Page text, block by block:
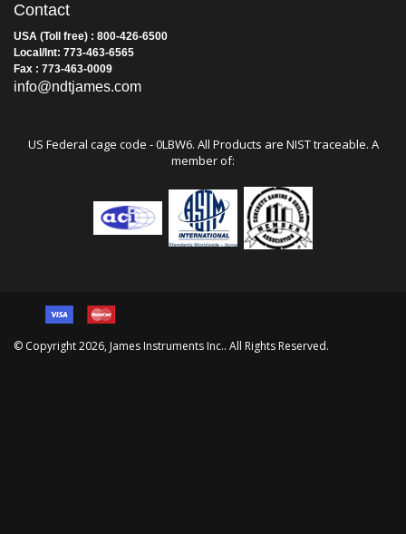
Contact
USA (Toll free) : 800-426-6500
Local/Int: 773-463-6565
Fax : 773-463-0009
info@ndtjames.com
US Federal cage code - 0LBW6. All Products are NIST traceable. A
member of:
© Copyright2026, James Instruments Inc.. All Rights Reserved.